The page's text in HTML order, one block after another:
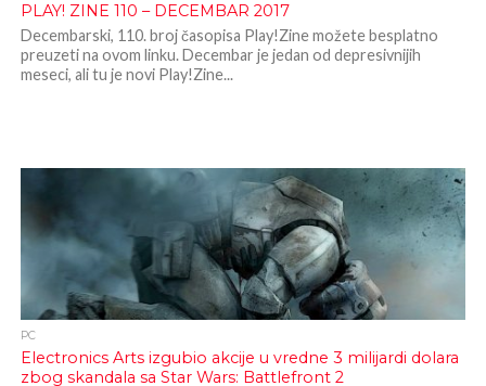
PLAY! ZINE 110 – DECEMBAR 2017
Decembarski, 110. broj časopisa Play!Zine možete besplatno
preuzeti na ovom linku. Decembar je jedan od depresivnijih
meseci, ali tu je novi Play!Zine...
PC
Electronics Arts izgubio akcije u vredne 3 milijardi dolara
zbog skandala sa Star Wars: Battlefront 2